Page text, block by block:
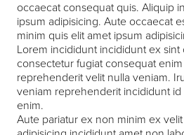
occaecat consequat quis. Aliquip
ipsum adipisicing. Aute occaecat
minim quis elit amet ipsum
Lorem incididunt incididunt ex sint
consectetur fugiat consequat enim
reprehenderit velit nulla veniam.
veniam reprehenderit incididunt
enim.
Aute pariatur ex non minim ex velit